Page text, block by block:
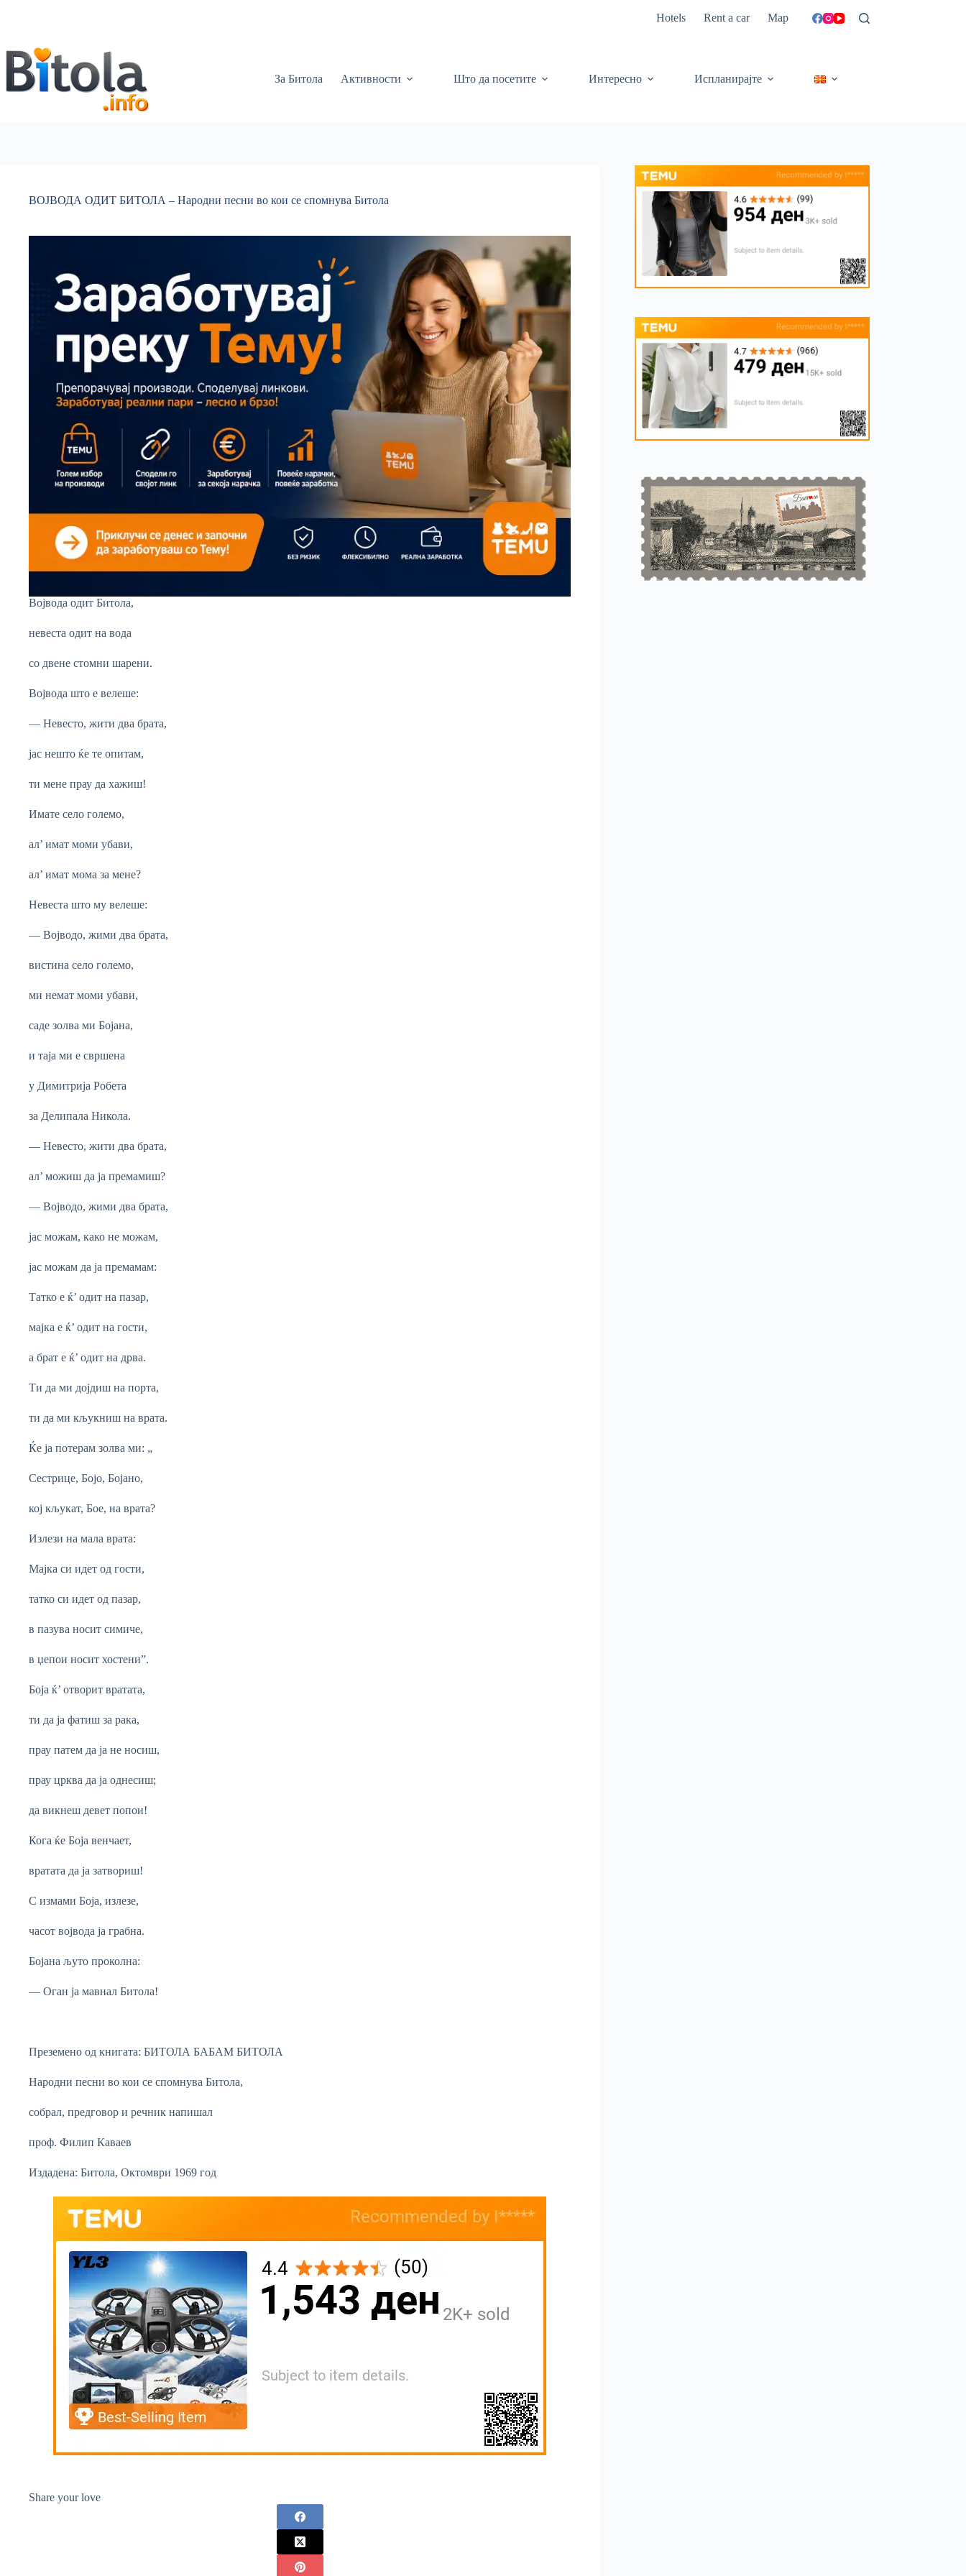
Hotels Rent a car Map
За Битола Активности Што да посетите Интересно Испланирајте
ВОЈВОДА ОДИТ БИТОЛА – Народни песни во кои се спомнува Битола
Војвода одит Битола,
невеста одит на вода
со двене стомни шарени.
Војвода што е велеше:
— Невесто, жити два брата,
јас нешто ќе те опитам,
ти мене прау да хажиш!
Имате село големо,
ал’ имат моми убави,
ал’ имат мома за мене?
Невеста што му велеше:
— Војводо, жими два брата,
вистина село големо,
ми немат моми убави,
саде золва ми Бојана,
и таја ми е свршена
у Димитрија Робета
за Делипала Никола.
— Невесто, жити два брата,
ал’ можиш да ја премамиш?
— Војводо, жими два брата,
јас можам, како не можам,
јас можам да ја премамам:
Татко е ќ’ одит на пазар,
мајка е ќ’ одит на гости,
а брат е ќ’ одит на дрва.
Ти да ми дојдиш на порта,
ти да ми кљукниш на врата.
Ќe ја потерам золва ми: „
Сестрице, Бојо, Бојано,
кој кљукат, Бое, на врата?
Излези на мала врата:
Мајка си идет од гости,
татко си идет од пазар,
в пазува носит симиче,
в џепои носит хостени”.
Боја ќ’ отворит вратата,
ти да ја фатиш за рака,
прау патем да ја не носиш,
прау црква да ја однесиш;
да викнеш девет попои!
Кога ќе Боја венчает,
вратата да ја затвориш!
С измами Боја, излезе,
часот војвода ја грабна.
Бојана љуто проколна:
— Оган ја мавнал Битола!
Преземено од книгата: БИТОЛА БАБАМ БИТОЛА
Народни песни во кои се спомнува Битола,
собрал, предговор и речник напишал
проф. Филип Каваев
Издадена: Битола, Октомври 1969 год
Share your love